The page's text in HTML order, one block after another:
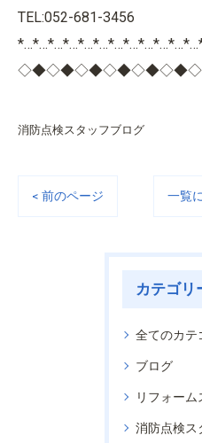
TEL:052-681-3456
消防点検スタッフブログ
< 前のページ 一覧
カテゴリ
全てのカテ
ブログ
リフォー
消防点検ス